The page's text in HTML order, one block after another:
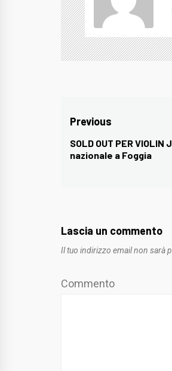
Navigazione
articoli
Previous
Previous
post:
SOLD OUT PER
nazionale a Foggia
Lascia un commento
Il tuo indirizzo email non sarà
Commento